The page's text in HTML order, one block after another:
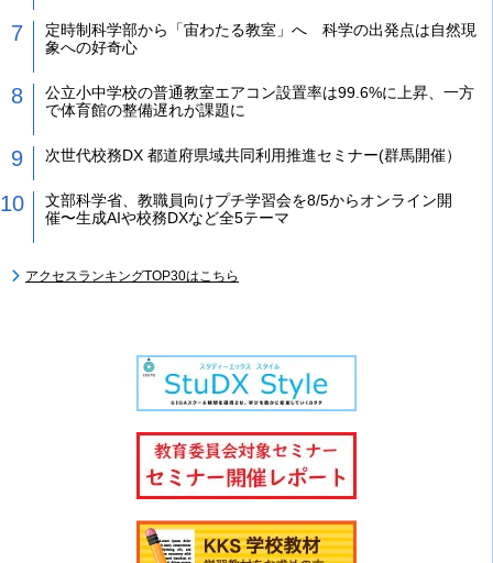
定時制科学部から「宙わたる教室」へ 科学の出発点は自然現
象への好奇心
公立小中学校の普通教室エアコン設置率は99.6%に上昇、一方
で体育館の整備遅れが課題に
次世代校務DX 都道府県域共同利用推進セミナー(群馬開催）
文部科学省、教職員向けプチ学習会を8/5からオンライン開
催〜生成AIや校務DXなど全5テーマ
アクセスランキングTOP30はこちら